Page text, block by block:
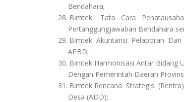
Bendahara;
28. Bimtek Tata Cara
Pertanggungjawaban Bendahara
29. Bimtek Akuntansi Pelaporan
APBD;
30. Bimtek Harmonisasi Antar Bidang
Dengan Pemerintah Daerah
31. Bimtek Rencana Strategis
Desa (ADD);